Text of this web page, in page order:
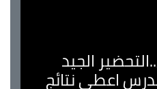
الجيد
اعطى نتائج